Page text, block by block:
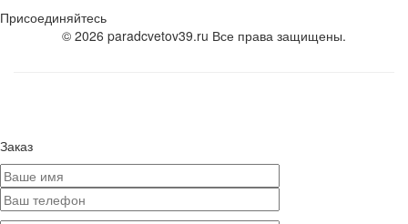
Присоединяйтесь
© 2026 paradcvetov39.ru Все права защищены.
Заказ